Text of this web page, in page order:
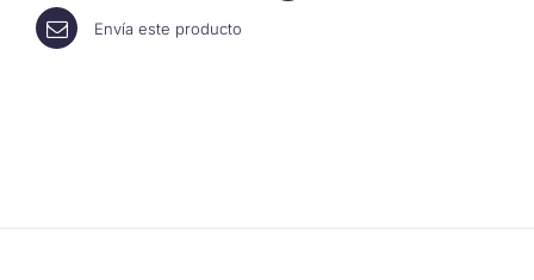
Envía este producto